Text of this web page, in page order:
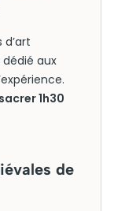
dédié aux
1h30
de